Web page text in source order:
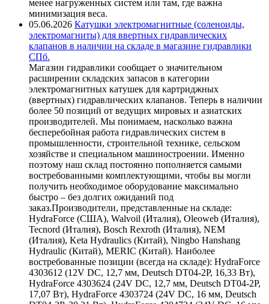
менее нагруженных систем или там, где важна
минимизация веса.
05.06.2026 Катушки электромагнитные (соленоиды,
электромагниты) для ввертных гидравлических
клапанов в наличии на складе в магазине гидравлики
СПб.
Магазин гидравлики сообщает о значительном
расширении складских запасов в категории
электромагнитных катушек для картриджных
(ввертных) гидравлических клапанов. Теперь в наличии
более 50 позиций от ведущих мировых и азиатских
производителей. Мы понимаем, насколько важна
бесперебойная работа гидравлических систем в
промышленности, строительной технике, сельском
хозяйстве и специальном машиностроении. Именно
поэтому наш склад постоянно пополняется самыми
востребованными комплектующими, чтобы вы могли
получить необходимое оборудование максимально
быстро – без долгих ожиданий под
заказ.Производители, представленные на складе:
HydraForce (США), Walvoil (Италия), Oleoweb (Италия),
Tecnord (Италия), Bosch Rexroth (Италия), NEM
(Италия), Keta Hydraulics (Китай), Ningbo Hanshang
Hydraulic (Китай), MERIC (Китай). Наиболее
востребованные позиции (всегда на складе): HydraForce
4303612 (12V DC, 12,7 мм, Deutsch DT04-2P, 16,33 Вт),
HydraForce 4303624 (24V DC, 12,7 мм, Deutsch DT04-2P,
17,07 Вт), HydraForce 4303724 (24V DC, 16 мм, Deutsch